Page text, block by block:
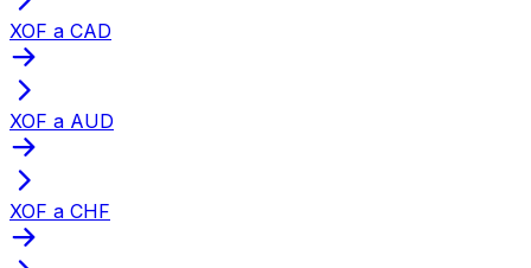
XOF a CAD
XOF a AUD
XOF a CHF